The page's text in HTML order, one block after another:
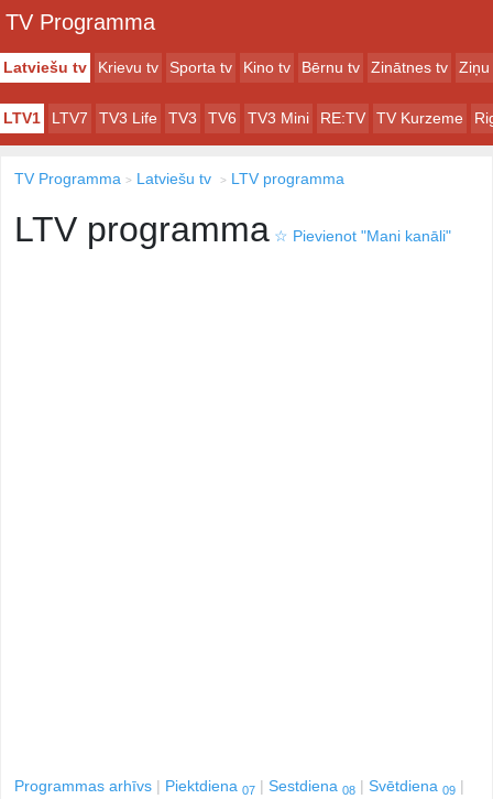
TV Programma
Latviešu tv Krievu tv Sporta tv Kino tv Bērnu tv Zinātnes tv Ziņu
LTV1 LTV7 TV3 Life TV3 TV6 TV3 Mini RE:TV TV Kurzeme
TV Programma Latviešu tv LTV programma
LTV programma ☆ Pievienot "Mani kanāli"
Programmas arhīvs Piektdiena 07 Sestdiena 08 Svētdiena 09